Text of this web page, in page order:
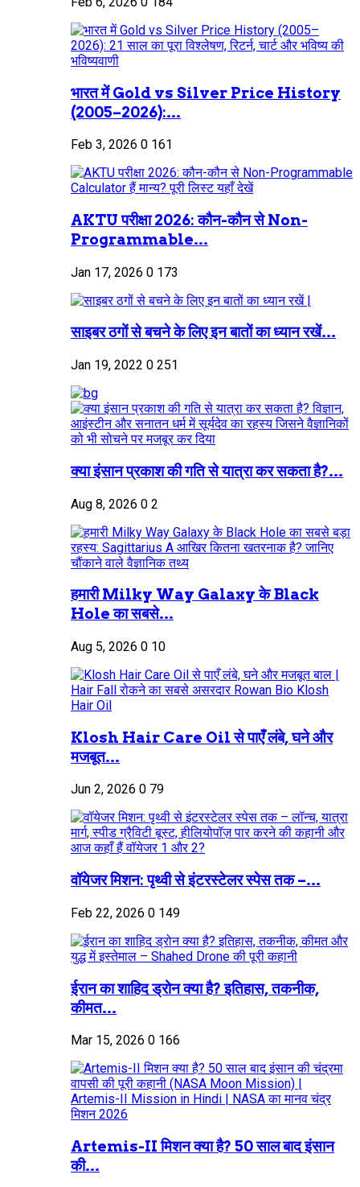
भारत में Gold vs Silver Price History
(2005–2026):...
Feb 3, 2026 0 161
AKTU परीक्षा 2026: कौन-कौन से Non-
Programmable...
Jan 17, 2026 0 173
साइबर ठगों से बचने के लिए इन बातों का ध्यान रखें...
Jan 19, 2022 0 251
क्या इंसान प्रकाश की गति से यात्रा कर सकता है?...
Aug 8, 2026 0 2
हमारी Milky Way Galaxy के Black
Hole का सबसे...
Aug 5, 2026 0 10
Klosh Hair Care Oil से पाएँ लंबे, घने और
मजबूत...
Jun 2, 2026 0 79
वॉयेजर मिशन: पृथ्वी से इंटरस्टेलर स्पेस तक –...
Feb 22, 2026 0 149
ईरान का शाहिद ड्रोन क्या है? इतिहास, तकनीक,
कीमत...
Mar 15, 2026 0 166
Artemis-II मिशन क्या है? 50 साल बाद इंसान
की...